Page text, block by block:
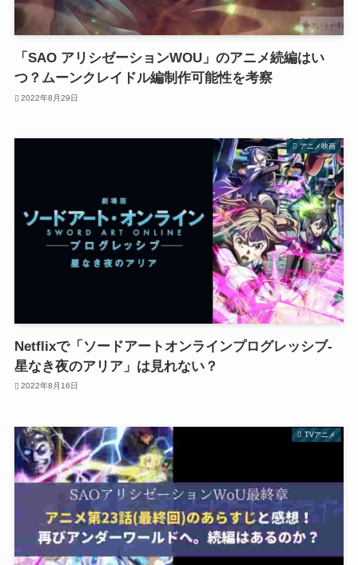
「SAO アリシゼーションWOU」のアニメ続編はい
つ？ムーンクレイドル編制作可能性を考察
2022年8月29日
アニメ映画
Netflixで「ソードアートオンラインプログレッシブ-
星なき夜のアリア」は見れない？
2022年8月16日
TVアニメ